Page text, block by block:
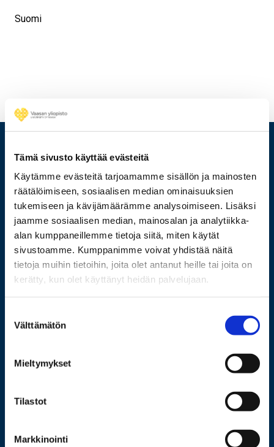
Tämä sivusto käyttää evästeitä
Käytämme evästeitä tarjoamamme sisällön ja mainosten
räätälöimiseen, sosiaalisen median ominaisuuksien
tukemiseen ja kävijämäärämme analysoimiseen. Lisäksi
jaamme sosiaalisen median, mainosalan ja analytiikka-
alan kumppaneillemme tietoja siitä, miten käytät
sivustoamme. Kumppanimme voivat yhdistää näitä
tietoja muihin tietoihin, joita olet antanut heille tai joita on
kerätty, kun olet käyttänyt heidän palvelujaan.
valinta
Välttämätön
Mieltymykset
Tilastot
Markkinointi
Suomi
029 449 8000